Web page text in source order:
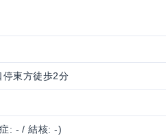
東方徒歩2分
: - / 結核: -)